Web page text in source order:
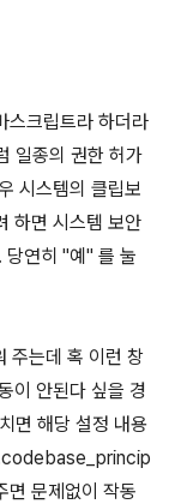
스크립트라 하더라
일종의 권한 허가
시스템의 클립보
하면 시스템 보안
당연히 "예" 를 눌
주는데 혹 이런 창
이 안된다 싶을 경
면 해당 설정 내용
문제없이 작동